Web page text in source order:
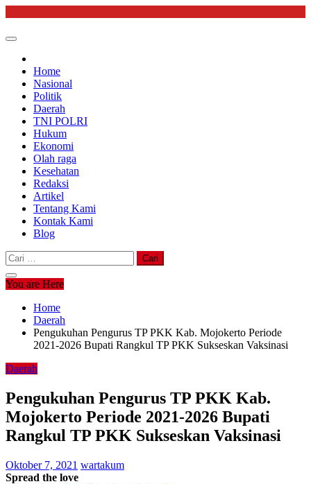
content
Home
Nasional
Politik
Daerah
TNI POLRI
Hukum
Ekonomi
Olah raga
Kesehatan
Redaksi
Artikel
Tentang Kami
Kontak Kami
Blog
Cari
untuk:
You are Here
Home
Daerah
Pengukuhan Pengurus TP PKK Kab. Mojokerto Periode
2021-2026 Bupati Rangkul TP PKK Sukseskan Vaksinasi
Daerah
Pengukuhan Pengurus TP PKK Kab.
Mojokerto Periode 2021-2026 Bupati
Rangkul TP PKK Sukseskan Vaksinasi
Oktober 7, 2021 wartakum
Spread the love